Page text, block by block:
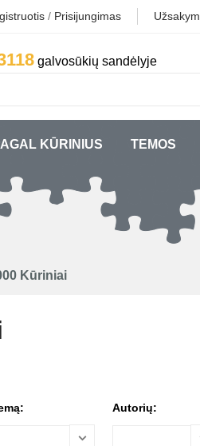
/ Prisijungimas
galvosūkių sandėlyje
KŪRINIUS TEMOS
Kūriniai
Autorių: